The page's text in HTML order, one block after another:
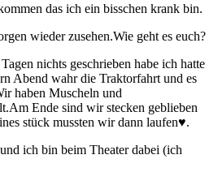
das ich ein bisschen krank bin.
wieder zusehen.Wie geht es euch?
nichts geschrieben habe ich hatte
Abend wahr die Traktorfahrt und es
haben Muscheln und
Ende sind wir stecken geblieben
stück mussten wir dann laufen♥.
ich bin beim Theater dabei (ich